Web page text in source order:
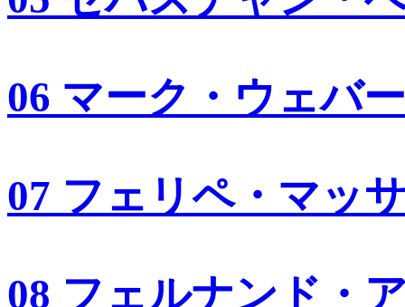
06 マーク・ウェバー
07 フェリペ・マッ
08 フェルナンド・